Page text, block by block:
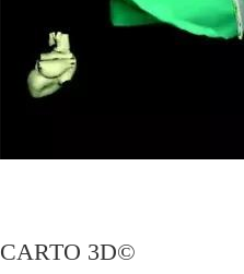
CARTO 3D©